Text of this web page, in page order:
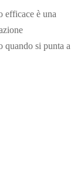
efficace è una
quando si punta a